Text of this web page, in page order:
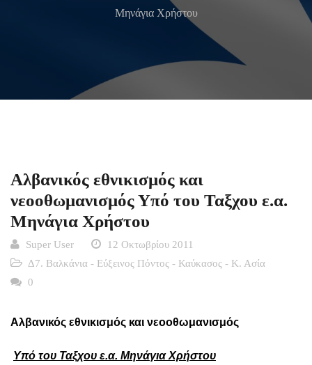
Μηνάγια Χρήστου
Αλβανικός εθνικισμός και
νεοοθωμανισμός Υπό του Ταξχου ε.α.
Μηνάγια Χρήστου
Super User
12 Οκτωβρίου 2011
Δ7. Βαλκάνια - Εύξεινος Πόντος - Καύκασος - Κ. Ασία
0
Αλβανικός εθνικισμός και νεοοθωμανισμός
Υπό του Ταξχου ε.α. Μηνάγια Χρήστου